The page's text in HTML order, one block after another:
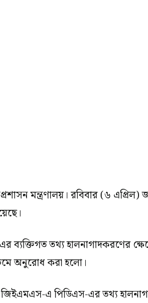
মন্ত্রণালয়। রবিবার (৬
ব্যক্তিগত তথ্য হালনাগাদকরণের
অনুরোধ করা হলো।
এ পিডিএস-এর তথ্য